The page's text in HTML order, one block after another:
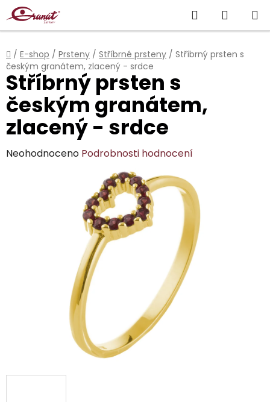
Přejít
na
obsah
Hledat
KOŠÍK
Domů
/ E-shop / Prsteny / Stříbrné prsteny / Stříbrný prsten s
českým granátem, zlacený - srdce
Stříbrný prsten s
českým granátem,
zlacený - srdce
Průměrné
Neohodnoceno Podrobnosti hodnocení